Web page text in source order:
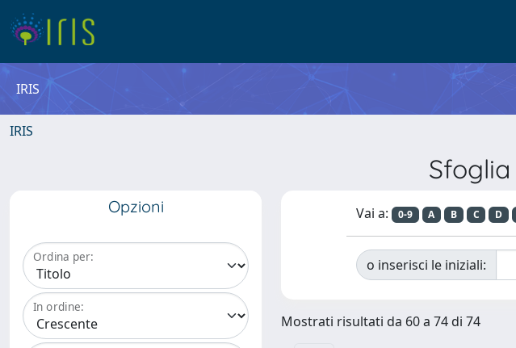
IRIS
IRIS
Opzioni
Ordina per:
In ordine:
Vai a: 0-9 A B C D
o inserisci le iniziali:
Mostrati risultati da 60 a 74 di 74